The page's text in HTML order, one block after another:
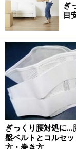
理をしなければ
疾患が絡んでい
では、放ってお
め、速めの受診
ぎっくり
ぎっくり腰は、
作がスムーズに
スが少なくあり
ぎ
目
ぎっくり腰対処に…
盤ベルトとコルセ